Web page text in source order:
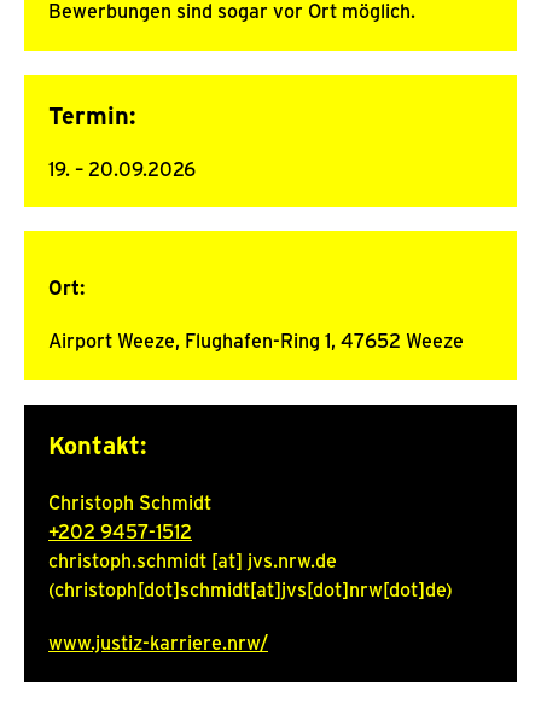
Bewerbungen sind sogar vor Ort möglich.
Termin:
19. – 20.09.2026
Ort:
Airport Weeze, Flughafen-Ring 1, 47652 Weeze
Kontakt:
Christoph Schmidt
+202 9457-1512
christoph.schmidt [at] jvs.nrw.de
(christoph[dot]schmidt[at]jvs[dot]nrw[dot]de)
www.justiz-karriere.nrw/